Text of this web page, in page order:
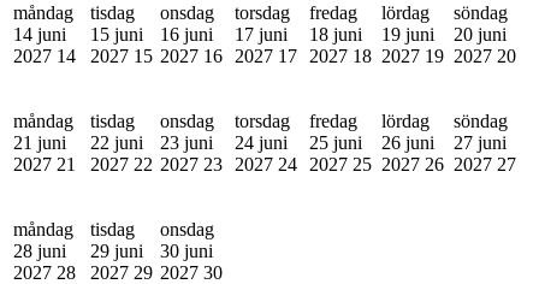
måndag
14 juni
2027 14
tisdag
15 juni
2027 15
onsdag
16 juni
2027 16
torsdag
17 juni
2027 17
fredag
18 juni
2027 18
lördag
19 juni
2027 19
söndag
20 juni
2027 20
måndag
21 juni
2027 21
tisdag
22 juni
2027 22
onsdag
23 juni
2027 23
torsdag
24 juni
2027 24
fredag
25 juni
2027 25
lördag
26 juni
2027 26
söndag
27 juni
2027 27
måndag
28 juni
2027 28
tisdag
29 juni
2027 29
onsdag
30 juni
2027 30